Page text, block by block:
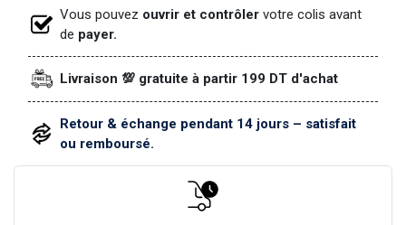
Vous pouvez ouvrir et contrôler votre colis avant
de payer.
Livraison 💯 gratuite à partir 199 DT d'achat
Retour & échange pendant 14 jours – satisfait
ou remboursé.